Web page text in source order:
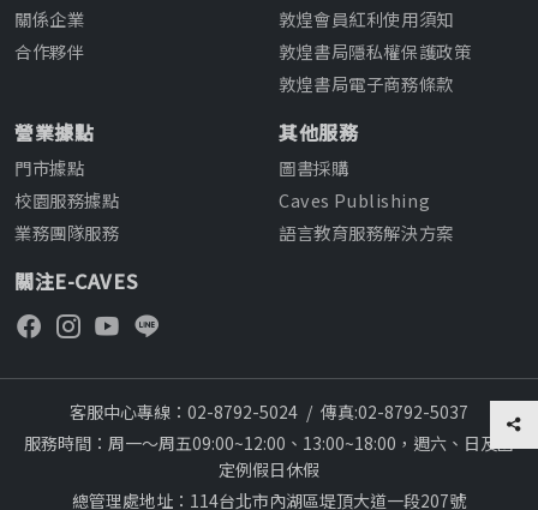
關係企業
合作夥伴
敦煌會員紅利使用須知
敦煌書局隱私權保護政策
敦煌書局電子商務條款
營業據點
門市據點
校園服務據點
業務團隊服務
其他服務
圖書採購
Caves Publishing
語言教育服務解決方案
關注E-CAVES
客服中心專線：02-8792-5024 / 傳真:02-8792-5037
服務時間：周一～周五09:00~12:00、13:00~18:00，週六、日及國
定例假日休假
總管理處地址：114台北市內湖區堤頂大道一段207號